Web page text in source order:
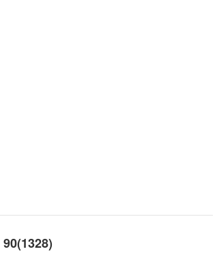
90(1328)